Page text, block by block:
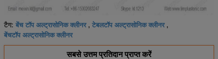
टैग: बेंच टॉप अल्ट्रासोनिक क्लीनर, टेबलटॉप अल्ट्रासोनिक क्लीनर,
बेंचटॉप अल्ट्रासोनिक क्लीनर
सबसे उत्तम प्रतिदान प्राप्त करें